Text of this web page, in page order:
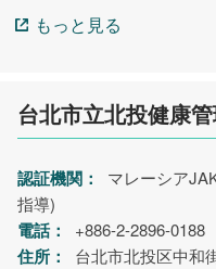
もっと見る
台北市立北投健康
認証機関：
マレーシア
指導)
電話： +886-2-2896-0188
住所： 台北市北投区中和